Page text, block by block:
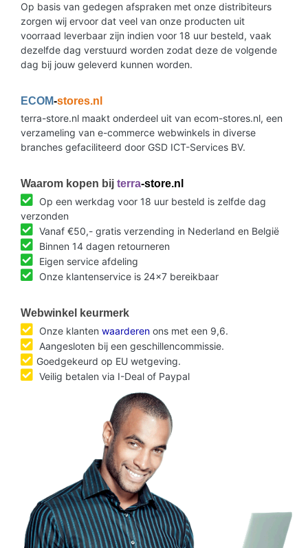
Op basis van gedegen afspraken met onze distribiteurs
zorgen wij ervoor dat veel van onze producten uit
voorraad leverbaar zijn indien voor 18 uur besteld, vaak
dezelfde dag verstuurd worden zodat deze de volgende
dag bij jouw geleverd kunnen worden.
ECOM-stores.nl
terra-store.nl maakt onderdeel uit van ecom-stores.nl, een
verzameling van e-commerce webwinkels in diverse
branches gefaciliteerd door GSD ICT-Services BV.
Waarom kopen bij terra-store.nl
Op een werkdag voor 18 uur besteld is zelfde dag
verzonden
Vanaf €50,- gratis verzending in Nederland en België
Binnen 14 dagen retourneren
Eigen service afdeling
Onze klantenservice is 24x7 bereikbaar
Webwinkel keurmerk
Onze klanten waarderen ons met een 9,6.
Aangesloten bij een geschillencommissie.
Goedgekeurd op EU wetgeving.
Veilig betalen via I-Deal of Paypal